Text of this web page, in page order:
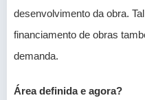
desenvolvimento da obra.
financiamento de obras
demanda.
Área definida e agora?